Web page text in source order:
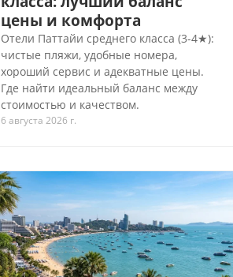
цены и комфорта
Отели Паттайи среднего класса (3-4★):
чистые пляжи, удобные номера,
хороший сервис и адекватные цены.
Где найти идеальный баланс между
стоимостью и качеством.
6 августа 2026 г.